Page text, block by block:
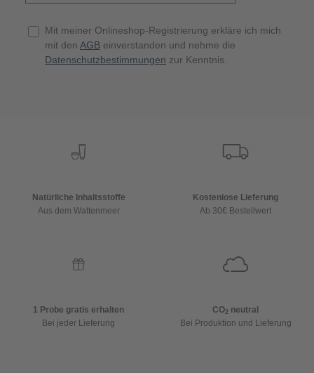
Mit meiner Onlineshop-Registrierung erkläre ich mich
mit den AGB einverstanden und nehme die
Datenschutzbestimmungen zur Kenntnis.
Natürliche Inhaltsstoffe
Aus dem Wattenmeer
Kostenlose Lieferung
Ab 30€ Bestellwert
1 Probe gratis erhalten
Bei jeder Lieferung
CO2 neutral
Bei Produktion und Lieferung